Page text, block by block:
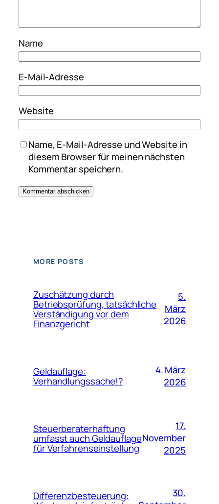
Name
E-Mail-Adresse
Website
Name, E-Mail-Adresse und Website in
diesem Browser für meinen nächsten
Kommentar speichern.
MORE POSTS
Zuschätzung durch
Betriebsprüfung, tatsächliche
Verständigung vor dem
Finanzgericht
5.
März
2026
Geldauflage:
Verhandlungssache!?
4. März
2026
Steuerberaterhaftung
umfasst auch Geldauflage
für Verfahrenseinstellung
17.
November
2025
Differenzbesteuerung:
30.